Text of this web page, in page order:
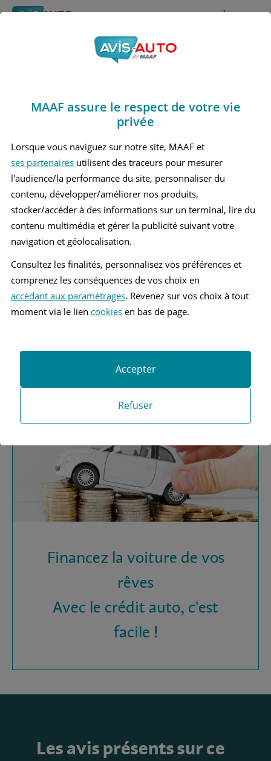
Rechercher À propos
Obtenir un devis d'assurance auto MAAF
Avis Mercedes benz
Marques>Mercedes benz > Cla250
MERCEDES BENZ CLA250 1 BREAK
MERCEDES BENZ CLA250 1 BERLINE
assurance automobile ?
Obtenez vos devis MAAF
Financez la voiture de vos
rêves
Avec le crédit auto, c'est
facile !
Les avis présents sur ce
MAAF assure le respect de votre vie
privée
Lorsque vous naviguez sur notre site, MAAF et
ses partenairesutilisent des traceurs pour mesurer
l'audience/la performance du site, personnaliser du
contenu, développer/améliorer nos produits,
stocker/accéder à des informations sur un terminal, lire du
contenu multimédia et gérer la publicité suivant votre
navigation et géolocalisation.
Consultez les finalités, personnalisez vos préférences et
comprenez les conséquences de vos choix en
accédant aux paramétrages. Revenez sur vos choix à tout
moment via le lien cookiesen bas de page.
Refuser
Accepter